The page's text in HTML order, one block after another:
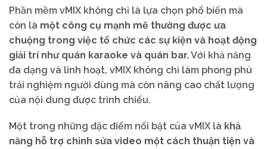
Phần mềm vMIX không chỉ là lựa chọn phổ biến mà
còn là một công cụ mạnh mẽ thường được ưa
chuộng trong việc tổ chức các sự kiện và hoạt động
giải trí như quán karaoke và quán bar.Với khả năng
đa dạng và linh hoạt, vMIX không chỉ làm phong phú
trải nghiệm người dùng mà còn nâng cao chất lượng
của nội dung được trình chiếu.
Một trong những đặc điểm nổi bật của vMIX là khả
năng hỗ trợ chỉnh sửa video một cách thuận tiện và